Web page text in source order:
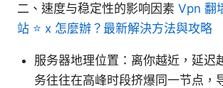
二、速度与稳定性的影响因素 Vpn 翻
站 ⭐ x 怎麼辦？最新解決方法與攻略
服务器地理位置：离你越近，延迟
务往往在高峰时段挤爆同一节点，